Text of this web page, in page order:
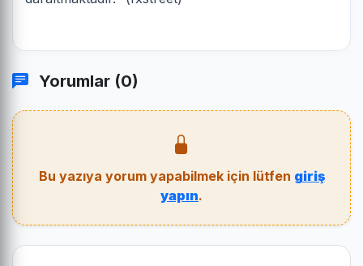
Yorumlar (0)
Bu yazıya yorum yapabilmek için lütfen giriş
yapın.